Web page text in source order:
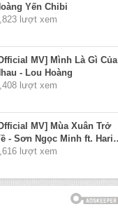
Yến Chibi
lượt xem
MV] Mình Là Gì Của
- Lou Hoàng
lượt xem
MV] Mùa Xuân Trở
- Sơn Ngọc Minh ft. Hari
lượt xem